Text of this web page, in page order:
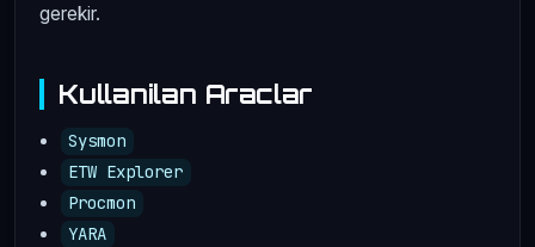
gerekir.
Kullanilan Araclar
Sysmon
ETW Explorer
Procmon
YARA